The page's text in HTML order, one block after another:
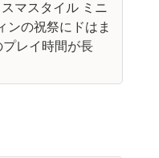
マスタイル ミニ
の祝祭にドはま
レイ時間が長